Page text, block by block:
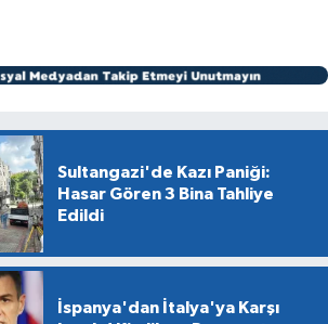
Sultangazi'de Kazı Paniği:
Hasar Gören 3 Bina Tahliye
Edildi
İspanya'dan İtalya'ya Karşı